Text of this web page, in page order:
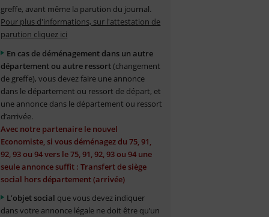
greffe, avant même la parution du journal.
Pour plus d'informations, sur l'attestation de
parution cliquez ici
En cas de déménagement dans un autre
département ou autre ressort(changement
de greffe), vous devez faire une annonce
dans le département ou ressort de départ, et
une annonce dans le département ou ressort
d’arrivée.
Avec notre partenaire le nouvel
Economiste, si vous déménagez du 75, 91,
92, 93 ou 94 vers le 75, 91, 92, 93 ou 94 une
seule annonce suffit : Transfert de siège
social hors département (arrivée)
L’objet social que vous devez indiquer
dans votre annonce légale ne doit être qu’un